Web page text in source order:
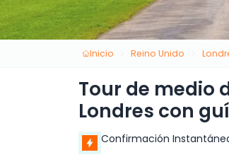
Inicio Reino Unido
Tour de medio
Londres con
Confirmación